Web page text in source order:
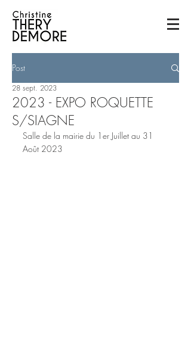
Post
2023 - EXPO ROQUETTE
S/SIAGNE
28 sept. 2023
Salle de la mairie du 1er Juillet au 31
Août 2023